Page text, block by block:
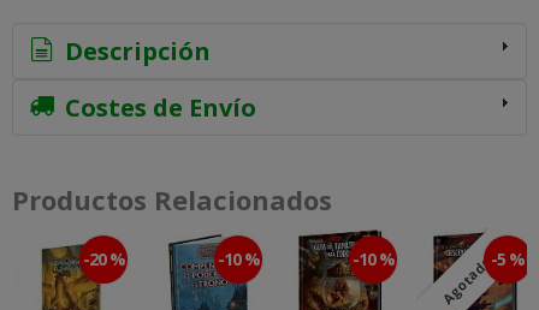
Descripción
Costes de Envío
Productos Relacionados
-20 % -10 % -10 % Agotado-5 %